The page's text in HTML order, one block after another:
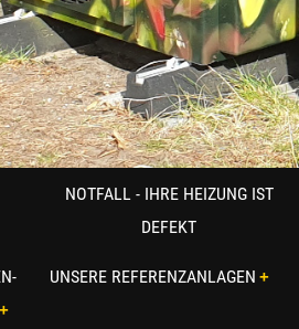
NOTFALL - IHRE HEIZUNG IST
DEFEKT
UNSERE REFERENZANLAGEN